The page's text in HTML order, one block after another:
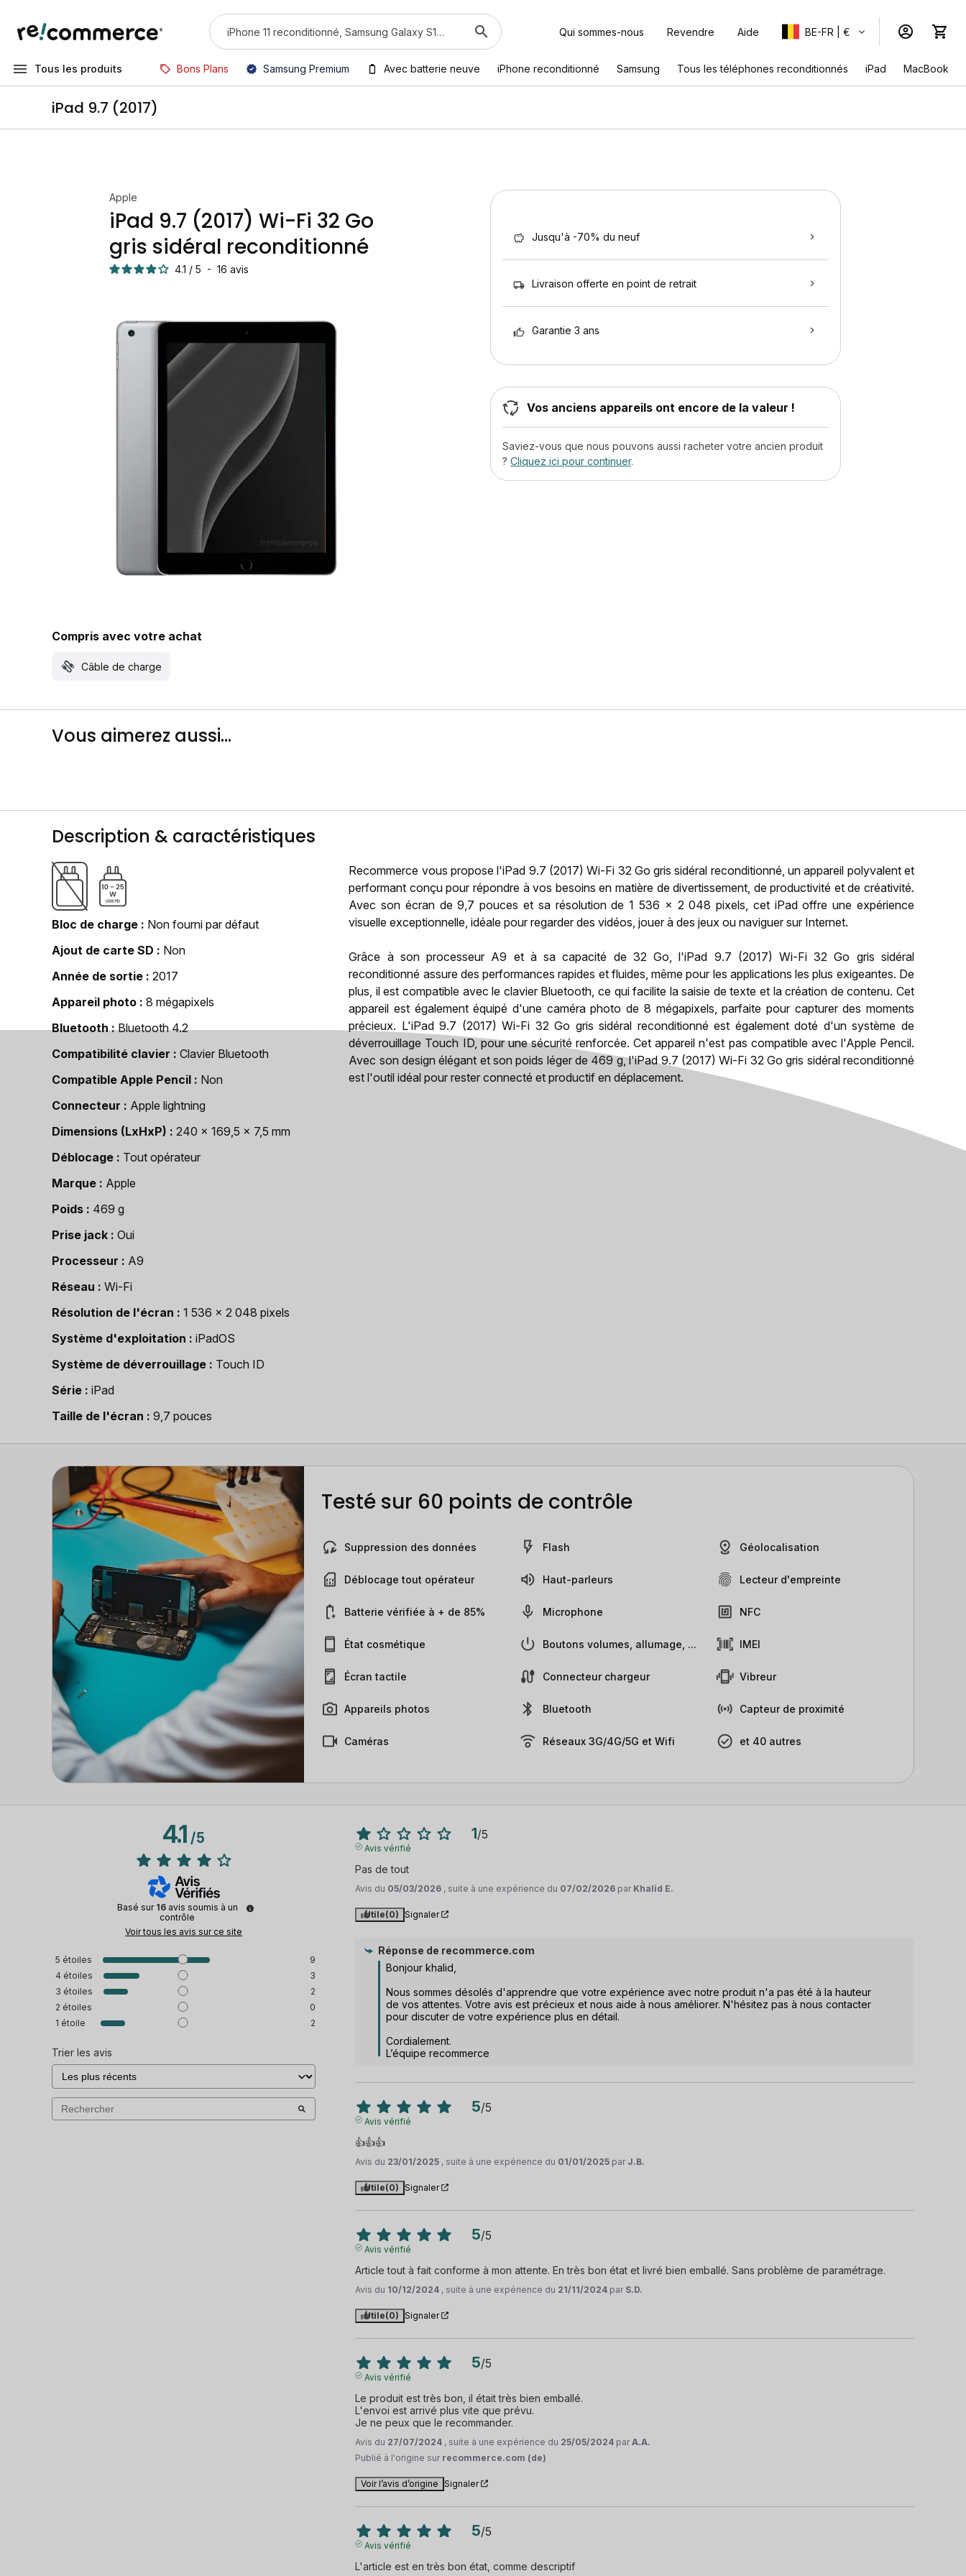
Qui sommes-nous Revendre Aide BE-FR | €
Tous les produits Bons Plans Samsung Premium Avec batterie neuve iPhone reconditionné Samsung Tous les téléphones reconditionnés iPad MacBook
iPad 9.7 (2017)
Apple
iPad 9.7 (2017) Wi-Fi 32 Go
gris sidéral reconditionné
4.1 / 5 - 16 avis
Compris avec votre achat
Câble de charge
Jusqu'à -70% du neuf
Livraison offerte en point de retrait
Garantie 3 ans
Vos anciens appareils ont encore de la valeur !
Saviez-vous que nous pouvons aussi racheter votre ancien produit
? Cliquez ici pour continuer.
Vous aimerez aussi...
Description & caractéristiques
Bloc de charge
Non fourni par défaut
Ajout de carte SD
Non
Année de sortie
2017
Appareil photo
8 mégapixels
Bluetooth
Bluetooth 4.2
Compatibilité clavier
Clavier Bluetooth
Compatible Apple Pencil
Non
Connecteur
Apple lightning
Dimensions (LxHxP)
240 x 169,5 x 7,5 mm
Déblocage
Tout opérateur
Marque
Apple
Poids
469 g
Prise jack
Oui
Processeur
A9
Réseau
Wi-Fi
Résolution de l'écran
1 536 x 2 048 pixels
Système d'exploitation
iPadOS
Système de déverrouillage
Touch ID
Série
iPad
Taille de l'écran
9,7 pouces
Recommerce vous propose l'iPad 9.7 (2017) Wi-Fi 32 Go gris sidéral reconditionné, un appareil polyvalent et
performant conçu pour répondre à vos besoins en matière de divertissement, de productivité et de créativité.
Avec son écran de 9,7 pouces et sa résolution de 1 536 x 2 048 pixels, cet iPad offre une expérience
visuelle exceptionnelle, idéale pour regarder des vidéos, jouer à des jeux ou naviguer sur Internet.
Grâce à son processeur A9 et à sa capacité de 32 Go, l'iPad 9.7 (2017) Wi-Fi 32 Go gris sidéral
reconditionné assure des performances rapides et fluides, même pour les applications les plus exigeantes. De
plus, il est compatible avec le clavier Bluetooth, ce qui facilite la saisie de texte et la création de contenu. Cet
appareil est également équipé d'une caméra photo de 8 mégapixels, parfaite pour capturer des moments
précieux. L'iPad 9.7 (2017) Wi-Fi 32 Go gris sidéral reconditionné est également doté d'un système de
déverrouillage Touch ID, pour une sécurité renforcée. Cet appareil n'est pas compatible avec l'Apple Pencil.
Avec son design élégant et son poids léger de 469 g, l'iPad 9.7 (2017) Wi-Fi 32 Go gris sidéral reconditionné
est l'outil idéal pour rester connecté et productif en déplacement.
Testé sur 60 points de contrôle
Suppression des données
Déblocage tout opérateur
Batterie vérifiée à + de 85%
État cosmétique
Écran tactile
Appareils photos
Caméras
Flash
Haut-parleurs
Microphone
Boutons volumes, allumage, ...
Connecteur chargeur
Bluetooth
Réseaux 3G/4G/5G et Wifi
Géolocalisation
Lecteur d'empreinte
NFC
IMEI
Vibreur
Capteur de proximité
et 40 autres
4.1/5
Basé sur 16 avis soumis à un
contrôle
Voir tous les avis sur ce site
5 étoiles
9
4 étoiles
3
3 étoiles
2
2 étoiles
0
1 étoile 2
Trier les avis
1/5
Avis vérifié
Pas de tout
Avis du 05/03/2026 , suite à une expérience du 07/02/2026 par Khalid E.
Utile(0) Signaler
Réponse de recommerce.com
Bonjour khalid,
Nous sommes désolés d'apprendre que votre expérience avec notre produit n'a pas été à la hauteur
de vos attentes. Votre avis est précieux et nous aide à nous améliorer. N'hésitez pas à nous contacter
pour discuter de votre expérience plus en détail.
Cordialement.
L’équipe recommerce
5/5
Avis vérifié
👍👍👍
Avis du 23/01/2025 , suite à une expérience du 01/01/2025 par J.B.
Utile(0) Signaler
5/5
Avis vérifié
Article tout à fait conforme à mon attente. En très bon état et livré bien emballé. Sans problème de paramétrage.
Avis du 10/12/2024 , suite à une expérience du 21/11/2024 par S.D.
Utile(0) Signaler
5/5
Avis vérifié
Le produit est très bon, il était très bien emballé.
L'envoi est arrivé plus vite que prévu.
Je ne peux que le recommander.
Avis du 27/07/2024 , suite à une expérience du 25/05/2024 parA.A.
Publié à l'origine sur recommerce.com (de)
Voir l’avis d’origine Signaler
5/5
Avis vérifié
L'article est en très bon état, comme descriptif